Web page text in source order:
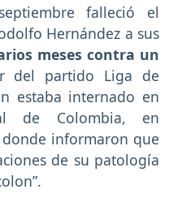
falleció el
Hernández a sus
meses contra un
del partido Liga de
estaba internado en
de Colombia, en
donde informaron que
de su patología